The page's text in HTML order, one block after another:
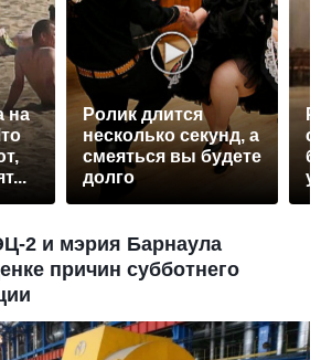
на
Ролик длится
несколько секунд, а
смеяться вы будете
долго
2 и мэрия Барнаула
причин субботнего